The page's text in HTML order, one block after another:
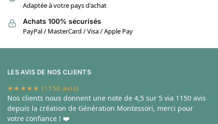
Adaptée à votre pays d'achat
Achats 100% sécurisés
PayPal / MasterCard / Visa / Apple Pay
LES AVIS DE NOS CLIENTS
★★★★★ (1150 avis)
Nos clients nous donnent une note de 4,5 sur 5 via 1150 avis
depuis la création de Génération Montessori, merci pour
votre confiance ! ❤️